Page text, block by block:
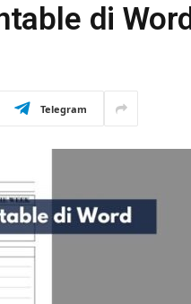
di Word
Telegram